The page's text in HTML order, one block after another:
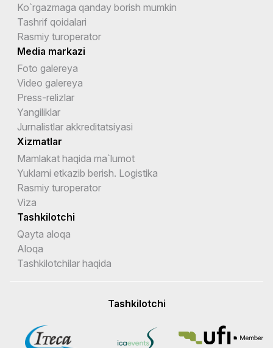
Ko`rgazmaga qanday borish mumkin
Tashrif qoidalari
Rasmiy turoperator
Media markazi
Foto galereya
Video galereya
Press-relizlar
Yangiliklar
Jurnalistlar akkreditatsiyasi
Xizmatlar
Mamlakat haqida ma`lumot
Yuklarni etkazib berish. Logistika
Rasmiy turoperator
Viza
Tashkilotchi
Qayta aloqa
Aloqa
Tashkilotchilar haqida
Tashkilotchi